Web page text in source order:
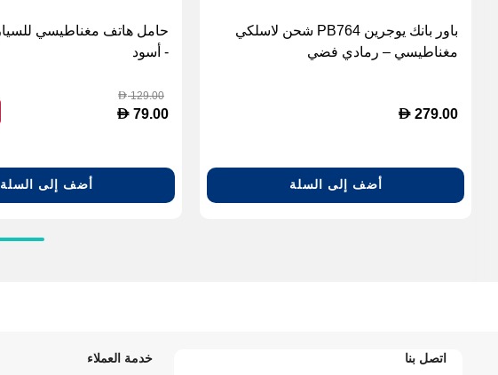
باور بانك يوجرين PB764 شحن لاسلكي
مغناطيسي – رمادي فضي
D 279.00
أضف إلى السلة
- أسود
D129.00
D 79.00
أضف إلى السلة
اتصل بنا خدمة العملاء